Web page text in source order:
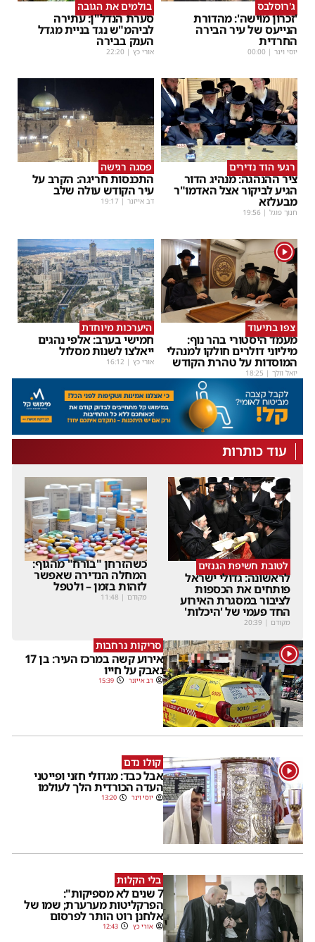
ג'רוסלבס
'זכרון מוישה': מהדורת
הנייעס של עיר הבירה
החרדית
יוסי וינר |
00:00
בולמים את הגובה
סערת הנדל"ן: עתירה
לביהמ"ש נגד בניית מגדל
הענק בבירה
אורי כץ |
22:20
רגעי הוד נדירים
ציר ההנהגה: מנהיג הדור
הגיע לביקור אצל האדמו"ר
מבעלזא
חנוך פוגל |
19:56
פסגה רגישה
התכנסות חריגה: הקרב על
עיר הקודש עולה שלב
דב אייזנר |
19:17
1
צפו בתיעוד
מעמד היסטורי בהר נוף:
מיליוני דולרים חולקו למנהלי
המוסדות על טהרת הקודש
יואל וולך |
18:25
היערכות מיוחדת
חמישי בערב: אלפי נהגים
ייאלצו לשנות מסלול
אורי כץ |
16:12
עוד כותרות
לטובת חשיפת הגנזים
לראשונה: גדולי ישראל
פותחים את הכספות
לציבור במסגרת האירוע
החד פעמי של 'היכלות'
מקודם |
20:39
כשהזרחן "בורח" מהגוף:
המחלה הנדירה שאפשר
לזהות בזמן – ולטפל
מקודם |
11:48
1 סריקות נרחבות
אירוע קשה במרכז העיר: בן 17
נאבק על חייו
דב אייזנר 15:39
1 קולו נדם
אבל כבד: מגדולי חזני ופייטני
העדה הכורדית הלך לעולמו
יוסי וינר 13:20
בלי הקלות
7 שנים לא מספיקות":
הפרקליטות מערערת; שמו של
אלחנן רוט הותר לפרסום
אורי כץ 12:43